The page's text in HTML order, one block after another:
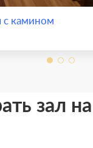
с камином
зал